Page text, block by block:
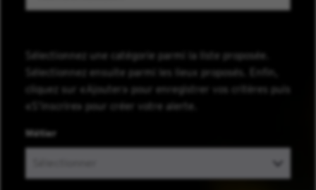
Sélectionnez une catégorie parmi la liste proposée.
Sélectionnez ensuite parmi les lieux proposés. Enfin,
cliquez sur «Ajouter» pour enregistrer vos critères puis
«S’inscrire» pour créer votre alerte.
Métier